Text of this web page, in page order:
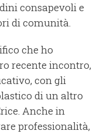
consapevoli e
di comunità.
che ho
recente incontro,
con gli
di un altro
Anche in
professionalità,